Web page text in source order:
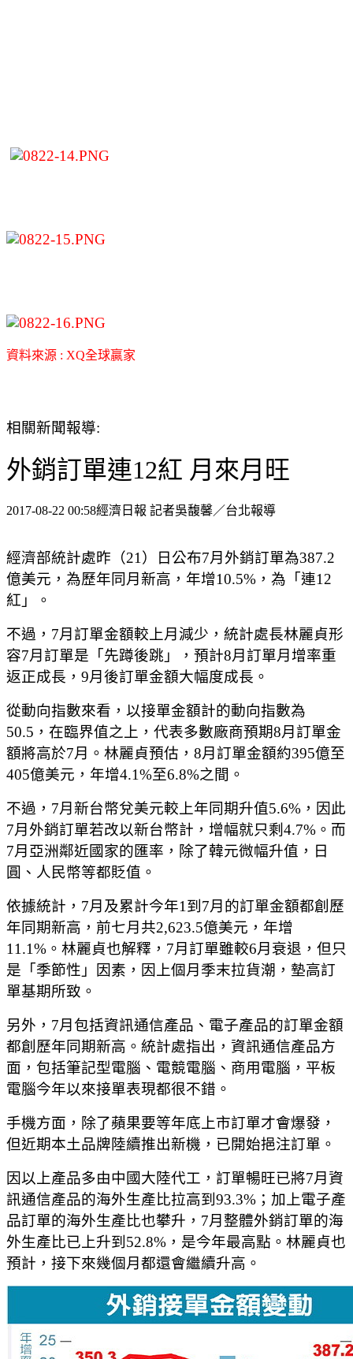
資料來源 : XQ全球贏家
相關新聞報導:
外銷訂單連12紅 月來月旺
2017-08-22 00:58經濟日報 記者吳馥馨／台北報導
經濟部統計處昨（21）日公布7月外銷訂單為387.2
億美元，為歷年同月新高，年增10.5%，為「連12
紅」。
不過，7月訂單金額較上月減少，統計處長林麗貞形
容7月訂單是「先蹲後跳」，預計8月訂單月增率重
返正成長，9月後訂單金額大幅度成長。
從動向指數來看，以接單金額計的動向指數為
50.5，在臨界值之上，代表多數廠商預期8月訂單金
額將高於7月。林麗貞預估，8月訂單金額約395億至
405億美元，年增4.1%至6.8%之間。
不過，7月新台幣兌美元較上年同期升值5.6%，因此
7月外銷訂單若改以新台幣計，增幅就只剩4.7%。而
7月亞洲鄰近國家的匯率，除了韓元微幅升值，日
圓、人民幣等都貶值。
依據統計，7月及累計今年1到7月的訂單金額都創歷
年同期新高，前七月共2,623.5億美元，年增
11.1%。林麗貞也解釋，7月訂單雖較6月衰退，但只
是「季節性」因素，因上個月季末拉貨潮，墊高訂
單基期所致。
另外，7月包括資訊通信產品、電子產品的訂單金額
都創歷年同期新高。統計處指出，資訊通信產品方
面，包括筆記型電腦、電競電腦、商用電腦，平板
電腦今年以來接單表現都很不錯。
手機方面，除了蘋果要等年底上市訂單才會爆發，
但近期本土品牌陸續推出新機，已開始挹注訂單。
因以上產品多由中國大陸代工，訂單暢旺已將7月資
訊通信產品的海外生產比拉高到93.3%；加上電子產
品訂單的海外生產比也攀升，7月整體外銷訂單的海
外生產比已上升到52.8%，是今年最高點。林麗貞也
預計，接下來幾個月都還會繼續升高。